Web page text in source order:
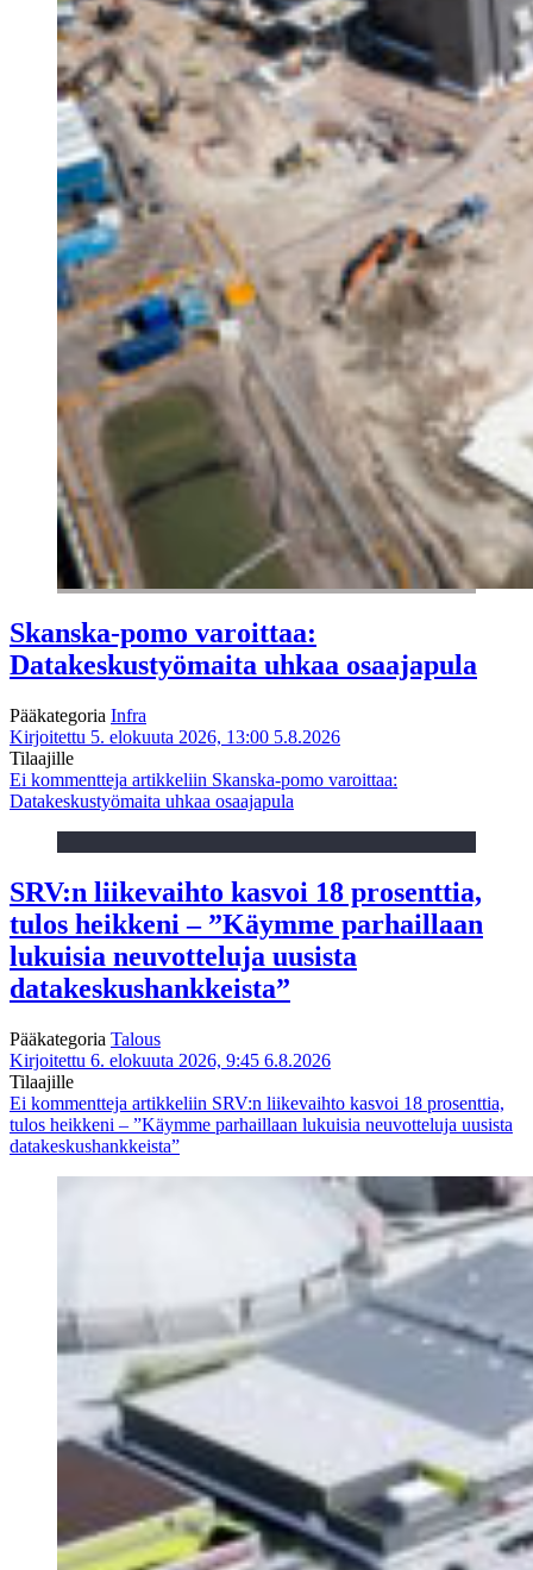
Skanska-pomo varoittaa:
Datakeskustyömaita uhkaa osaajapula
Pääkategoria Infra
Kirjoitettu 5. elokuuta 2026, 13:00 5.8.2026
Tilaajille
Ei kommentteja artikkeliin Skanska-pomo varoittaa:
Datakeskustyömaita uhkaa osaajapula
SRV:n liikevaihto kasvoi 18 prosenttia,
tulos heikkeni – ”Käymme parhaillaan
lukuisia neuvotteluja uusista
datakeskushankkeista”
Pääkategoria Talous
Kirjoitettu 6. elokuuta 2026, 9:45 6.8.2026
Tilaajille
Ei kommentteja artikkeliin SRV:n liikevaihto kasvoi 18 prosenttia,
tulos heikkeni – ”Käymme parhaillaan lukuisia neuvotteluja uusista
datakeskushankkeista”